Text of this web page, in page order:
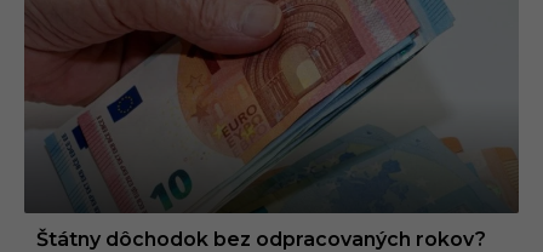
Štátny dôchodok bez odpracovaných rokov?